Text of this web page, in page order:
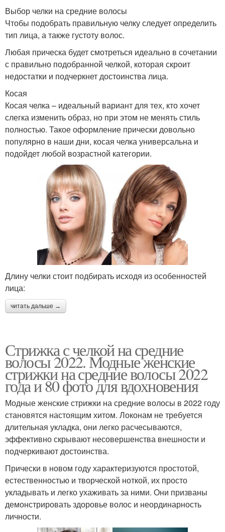
Выбор челки на средние волосы
Чтобы подобрать правильную челку следует определить
тип лица, а также густоту волос.
Любая прическа будет смотреться идеально в сочетании
с правильно подобранной челкой, которая скроит
недостатки и подчеркнет достоинства лица.
Косая
Косая челка – идеальный вариант для тех, кто хочет
слегка изменить образ, но при этом не менять стиль
полностью. Такое оформление прически довольно
популярно в наши дни, косая челка универсальна и
подойдет любой возрастной категории.
Длину челки стоит подбирать исходя из особенностей
лица:
читать дальше →
Стрижка с челкой на средние
волосы 2022. Модные женские
стрижки на средние волосы 2022
года и 80 фото для вдохновения
Модные женские стрижки на средние волосы в 2022 году
становятся настоящим хитом. Локонам не требуется
длительная укладка, они легко расчесываются,
эффективно скрывают несовершенства внешности и
подчеркивают достоинства.
Прически в новом году характеризуются простотой,
естественностью и творческой ноткой, их просто
укладывать и легко ухаживать за ними. Они призваны
демонстрировать здоровье волос и неординарность
личности.